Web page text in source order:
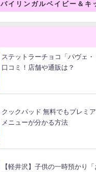
バイリンガルベイビー＆キ
ステットラーチョコ「パヴェ
口コミ！店舗や通販は？
クックパッド 無料でもプレミ
メニューが分かる方法
【軽井沢】子供の一時預かり